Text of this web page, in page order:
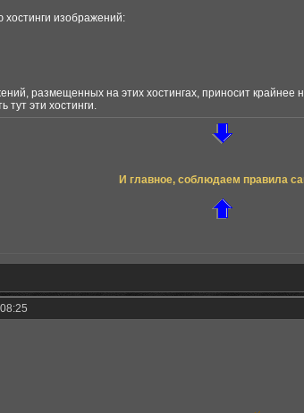
хостинги изображений:
размещенных на этих хостингах, приносит крайнее
тут эти хостинги.
И главное, соблюдаем правила